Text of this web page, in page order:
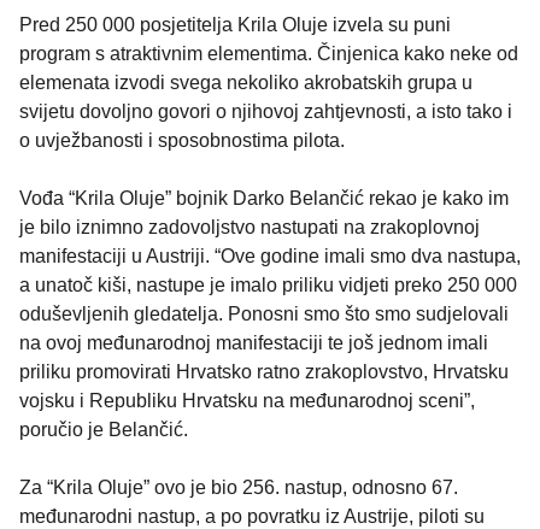
Pred 250 000 posjetitelja Krila Oluje izvela su puni
program s atraktivnim elementima. Činjenica kako neke od
elemenata izvodi svega nekoliko akrobatskih grupa u
svijetu dovoljno govori o njihovoj zahtjevnosti, a isto tako i
o uvježbanosti i sposobnostima pilota.
Vođa “Krila Oluje” bojnik Darko Belančić rekao je kako im
je bilo iznimno zadovoljstvo nastupati na zrakoplovnoj
manifestaciji u Austriji. “Ove godine imali smo dva nastupa,
a unatoč kiši, nastupe je imalo priliku vidjeti preko 250 000
oduševljenih gledatelja. Ponosni smo što smo sudjelovali
na ovoj međunarodnoj manifestaciji te još jednom imali
priliku promovirati Hrvatsko ratno zrakoplovstvo, Hrvatsku
vojsku i Republiku Hrvatsku na međunarodnoj sceni”,
poručio je Belančić.
Za “Krila Oluje” ovo je bio 256. nastup, odnosno 67.
međunarodni nastup, a po povratku iz Austrije, piloti su